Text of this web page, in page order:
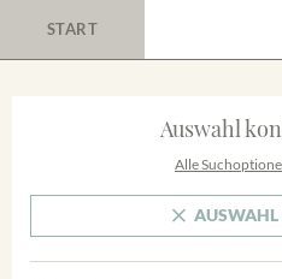
START
Auswahl
Alle
AUSWAHL